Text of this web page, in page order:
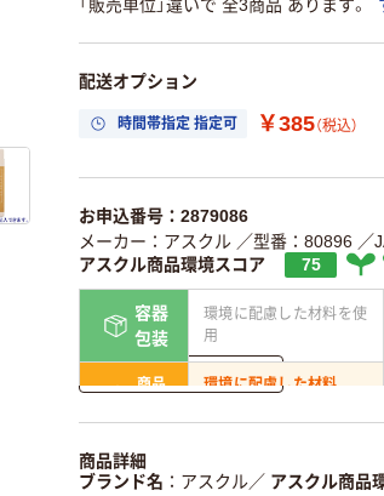
「販売単位」違いで 全3商品 あります。
配送オプション
時間帯指定 指定可 ￥385（税込）
お申込番号：2879086
メーカー：アスクル ／型番：80896 ／
アスクル商品環境スコア
75
容器
包装
環境に配慮した材料を使
用
商品
環境に配慮した材料
仕組
る
詳しく見る
商品詳細
ブランド名
アスクル／ アスクル商品